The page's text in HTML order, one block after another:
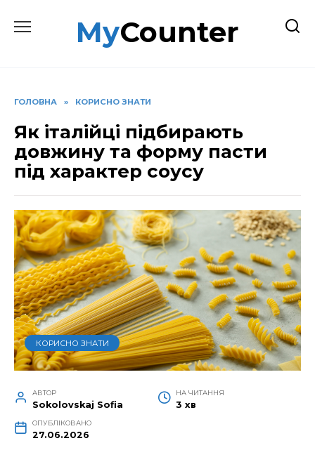
до
MyCounter
ГОЛОВНА » КОРИСНО ЗНАТИ
Як італійці підбирають
довжину та форму пасти
під характер соусу
КОРИСНО ЗНАТИ
АВТОР
Sokolovskaj Sofia
НА ЧИТАННЯ
3 хв
ОПУБЛІКОВАНО
27.06.2026